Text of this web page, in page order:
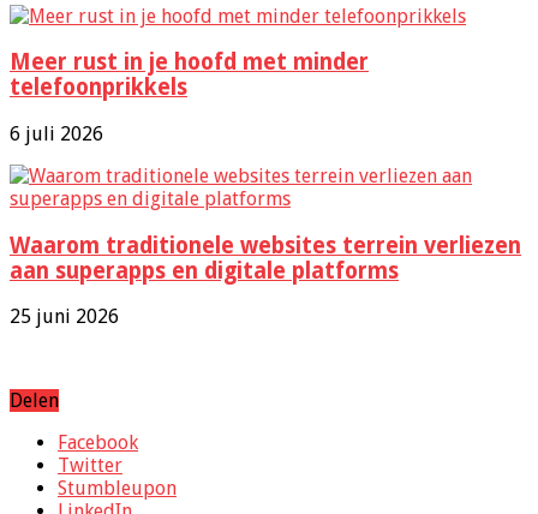
Meer rust in je hoofd met minder
telefoonprikkels
6 juli 2026
Waarom traditionele websites terrein verliezen
aan superapps en digitale platforms
25 juni 2026
Delen
Facebook
Twitter
Stumbleupon